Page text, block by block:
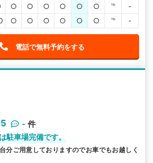
○ ○ ○ ○ ○ ○ ℡
-
○ ○ ○ ○ ○ ○ ℡ -
電話で無料予約をする
- 件
駐車場完備です。
分ご用意しておりますのでお車でもお越しく